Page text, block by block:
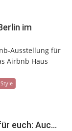
im
Ausstellung für
Airbnb Haus
Style
euch: Auc…